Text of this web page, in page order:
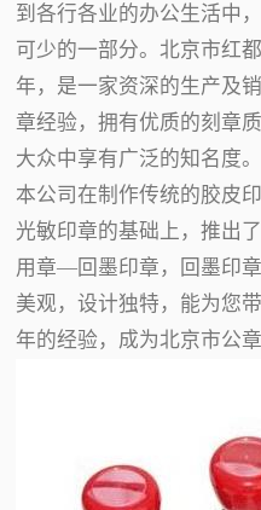
到各行各业的办公生活中
可少的一部分。北京市红
年，是一家资深的生产及
章经验，拥有优质的刻章
大众中享有广泛的知名度。
本公司在制作传统的胶皮
光敏印章的基础上，推出
用章—回墨印章，回墨印
美观，设计独特，能为您
年的经验，成为北京市公